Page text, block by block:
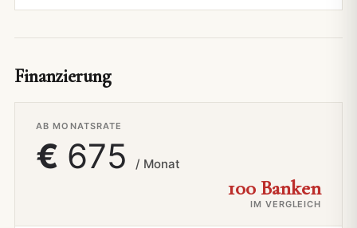
Finanzierung
AB MONATSRATE
€ 675 / Monat
100 Banken
IM VERGLEICH